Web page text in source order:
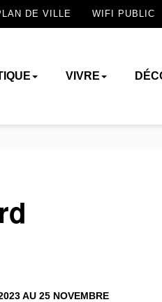
DE VILLE WIFI PUBLIC
VIVRE
AU 25 NOVEMBRE